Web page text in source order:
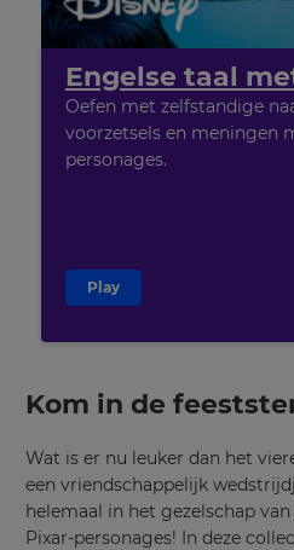
Engelse taal
Oefen met zelfstandige
voorzetsels en meningen
personages.
Play
Kom in de
Wat is er nu leuker dan het
een vriendschappelijk
helemaal in het gezelschap
Pixar-personages! In deze